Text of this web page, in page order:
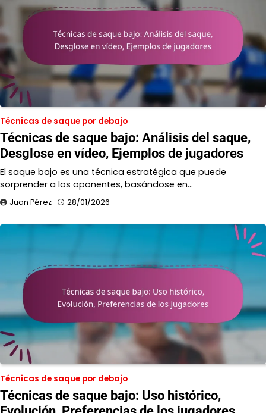
Técnicas de saque por debajo
Técnicas de saque bajo: Análisis del saque,
Desglose en vídeo, Ejemplos de jugadores
El saque bajo es una técnica estratégica que puede
sorprender a los oponentes, basándose en…
Juan Pérez 28/01/2026
Técnicas de saque por debajo
Técnicas de saque bajo: Uso histórico,